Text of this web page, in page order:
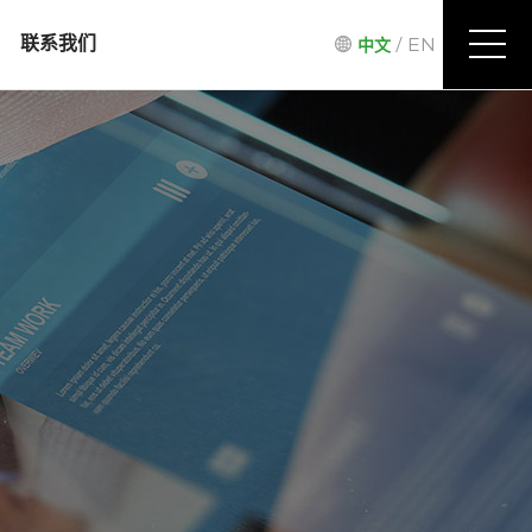
联系我们
来访路线
信息反馈
中文/ EN